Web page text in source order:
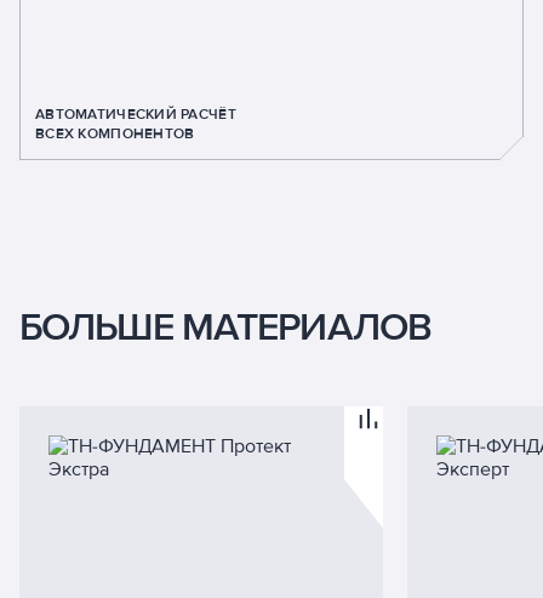
АВТОМАТИЧЕСКИЙ РАСЧЁТ
ВСЕХ КОМПОНЕНТОВ
БОЛЬШЕ МАТЕРИАЛОВ